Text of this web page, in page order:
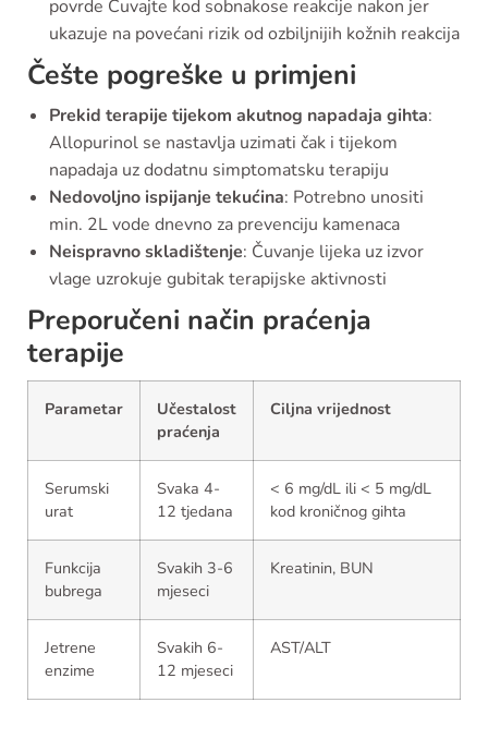
povrde Čuvajte kod sobnakose reakcije nakon jer
ukazuje na povećani rizik od ozbiljnijih kožnih reakcija
Češte pogreške u primjeni
Prekid terapije tijekom akutnog napadaja gihta:
Allopurinol se nastavlja uzimati čak i tijekom
napadaja uz dodatnu simptomatsku terapiju
Nedovoljno ispijanje tekućina: Potrebno unositi
min. 2L vode dnevno za prevenciju kamenaca
Neispravno skladištenje: Čuvanje lijeka uz izvor
vlage uzrokuje gubitak terapijske aktivnosti
Preporučeni način praćenja
terapije
Parametar
Učestalost
praćenja
Ciljna vrijednost
Serumski
urat
Svaka 4-
12 tjedana
< 6 mg/dL ili < 5 mg/dL
kod kroničnog gihta
Funkcija
bubrega
Svakih 3-6
mjeseci
Kreatinin, BUN
Jetrene
enzime
Svakih 6-
12 mjeseci
AST/ALT